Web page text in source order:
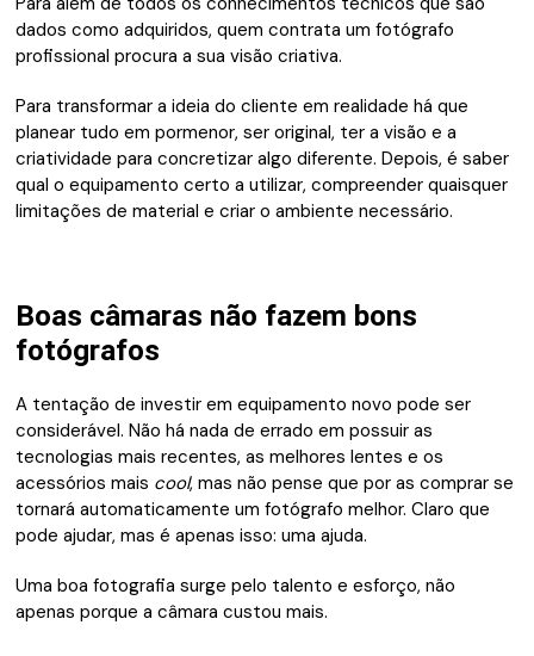
dados como adquiridos, quem contrata um fotógrafo
profissional procura a sua visão criativa.
Para transformar a ideia do cliente em realidade há que
planear tudo em pormenor, ser original, ter a visão e a
criatividade para concretizar algo diferente. Depois, é saber
qual o equipamento certo a utilizar, compreenderquaisquer
limitações de material e criar o ambiente necessário.
Boas câmaras não fazem bons
fotógrafos
A tentação de investir em equipamento novo pode ser
considerável. Não há nada de errado em possuir as
tecnologias mais recentes, as melhores lentes e os
acessórios mais cool, mas não pense que por as comprar se
tornará automaticamente um fotógrafo melhor. Claro que
pode ajudar, mas é apenas isso: uma ajuda.
Uma boa fotografia surge pelo talento e esforço, não
apenas porque a câmara custou mais.